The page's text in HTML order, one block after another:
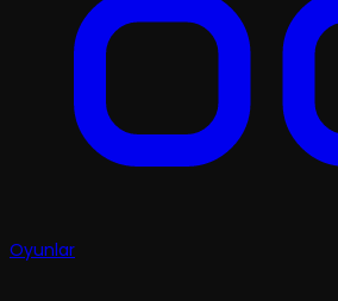
Oyunlar